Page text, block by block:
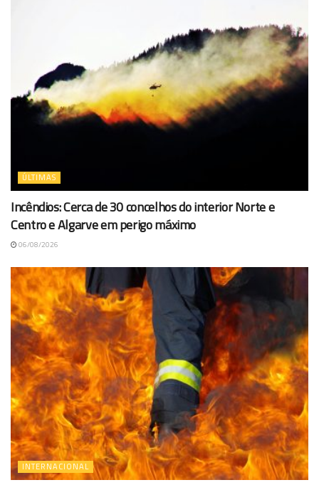
ÚLTIMAS
Incêndios: Cerca de 30 concelhos do interior Norte e
Centro e Algarve em perigo máximo
06/08/2026
INTERNACIONAL